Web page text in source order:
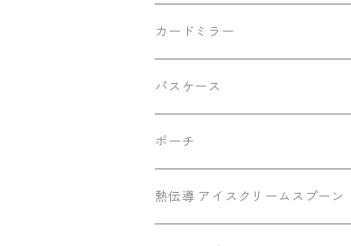
改良前バージョン
切り離しバックル2023Ver.
カードミラー
パスケース
ポーチ
底マチミニポーチ
熱伝導 アイスクリームスプーン